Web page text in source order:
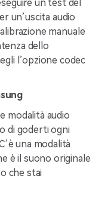
un test del
un’uscita audio
manuale
dello
l’opzione codec
modalità audio
di goderti ogni
una modalità
è il suono originale
che stai